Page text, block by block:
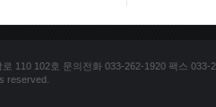
110 102호 문의전화 033-262-1920 팩스 033-
reserved.